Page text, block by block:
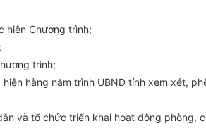
hiện Chương trình;
trình;
hàng năm trình UBND tỉnh xem xét,
và tổ chức triển khai hoạt động phòng,